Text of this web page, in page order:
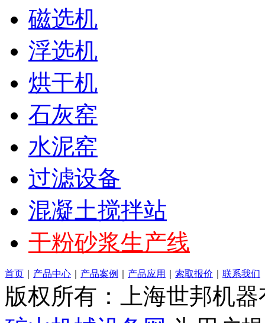
磁选机
浮选机
烘干机
石灰窑
水泥窑
过滤设备
混凝土搅拌站
干粉砂浆生产线
首页 产品中心 产品案例 产品应用 索取报价 联系我们
版权所有：上海世邦机